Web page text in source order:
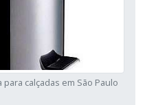
calçadas em São Paulo